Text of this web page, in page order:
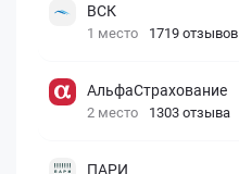
ВСК
1 место 1719 отзывов
АльфаСтрахование
2 место 1303 отзыва
ПАРИ